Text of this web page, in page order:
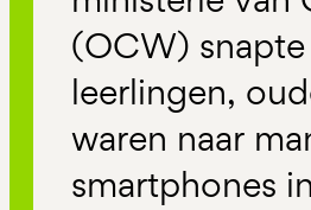
(OCW)
leerlingen,
waren naar
smartphones